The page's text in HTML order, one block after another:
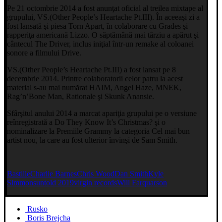
Pe 21 octombrie 2014 a fost anunţat oficial al treilea mixtape al
grupului, VS.(Other People’s Heartache Pt.III). În aceeaşi zi a
fost lansată şi piesa Torn Apart, în colaborare cu Grades şi
rapperiţa americană Lizzo. O săptămână mai târziu a apărut şi
cântecul The Driver, inclus iniţial într-un remake al coloanei
sonore a filmului Drive.
VS.(Other People’s Heartache Pt.III) a fost lansat pe 8
decembrie 2014. Printre colaboratorii celor patru la acest
material s-au mai numărat HAIM, Angel Haze, MNEK,
Rag’n’Bone Man, Rationale şi Skunk Anansie.
Sfârşitul anului 2014 a marcat apariţia grupului pe o versiune
reînregistrată a Do They Know It’s Christmas? şi o
nominalizare la Premiile Grammy la categoria Cel mai bun
artist nou, la care au fost ulterior învinşi de Sam Smith.
BastilleCharlie BarnesChris WoodDan SmithKyle
Simmonsuntold 2019virgin recordsWill Farquarson
Rusko
Boris Brejcha